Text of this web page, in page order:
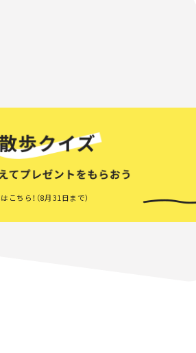
こちら！（8月31日まで）